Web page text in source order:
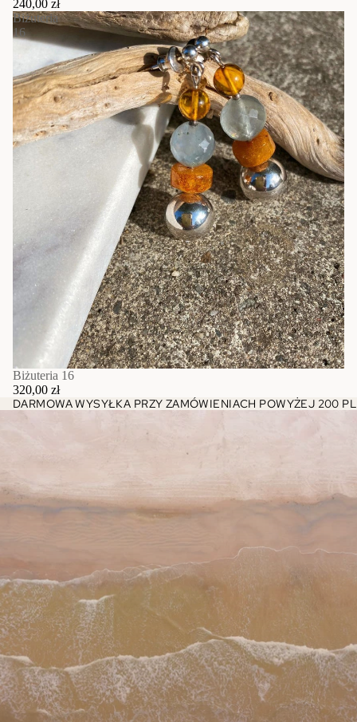
240,00 zł
Biżuteria
16
Biżuteria 16
320,00 zł
DARMOWA WYSYŁKA PRZY ZAMÓWIENIACH POWYŻEJ 200